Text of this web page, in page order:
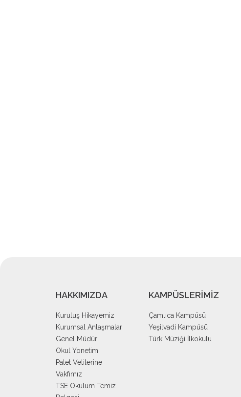
HAKKIMIZDA
Kuruluş Hikayemiz
Kurumsal Anlaşmalar
Genel Müdür
Okul Yönetimi
Palet Velilerine
Vakfımız
TSE Okulum Temiz
KAMPÜSLERİMİZ
Çamlıca Kampüsü
Yeşilvadi Kampüsü
Türk Müziği İlkokulu